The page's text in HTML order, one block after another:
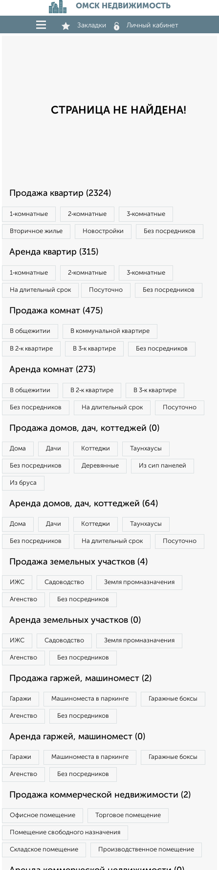
ОМСК НЕДВИЖИМОСТЬ
Закладки Личный кабинет
СТРАНИЦА НЕ НАЙДЕНА!
Продажа квартир (2324)
1‑комнатные 2‑комнатные 3‑комнатные
Вторичное жилье Новостройки Без посредников
Аренда квартир (315)
1‑комнатные 2‑комнатные 3‑комнатные
На длительный срок Посуточно Без посредников
Продажа комнат (475)
В общежитии В коммунальной квартире
В 2‑к квартире В 3‑к квартире Без посредников
Аренда комнат (273)
В общежитии В 2‑к квартире В 3‑к квартире
Без посредников На длительный срок Посуточно
Продажа домов, дач, коттеджей (0)
Дома Дачи Коттеджи Таунхаусы
Без посредников Деревянные Из сип панелей
Из бруса
Аренда домов, дач, коттеджей (64)
Дома Дачи Коттеджи Таунхаусы
Без посредников На длительный срок Посуточно
Продажа земельных участков (4)
ИЖС Садоводство Земля промназначения
Агенство Без посредников
Аренда земельных участков (0)
ИЖС Садоводство Земля промназначения
Агенство Без посредников
Продажа гаржей, машиномест (2)
Гаражи Машиноместа в паркинге Гаражные боксы
Агенство Без посредников
Аренда гаржей, машиномест (0)
Гаражи Машиноместа в паркинге Гаражные боксы
Агенство Без посредников
Продажа коммерческой недвижимости (2)
Офисное помещение Торговое помещение
Помещение свободного назначения
Складское помещение Производственное помещение